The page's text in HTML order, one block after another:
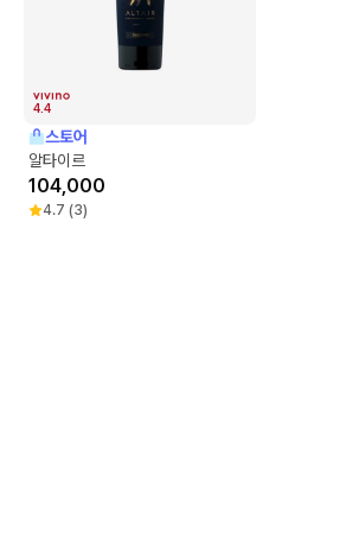
4.4
스토어
알타이르
104,000
4.7 (3)